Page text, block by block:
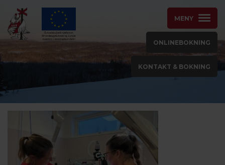
MENY
ONLINEBOKNING
KONTAKT & BOKNING